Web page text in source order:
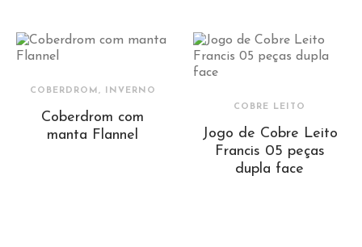
COBERDROM, INVERNO
Coberdrom com
manta Flannel
COBRE LEITO
Jogo de Cobre Leito
Francis 05 peças
dupla face